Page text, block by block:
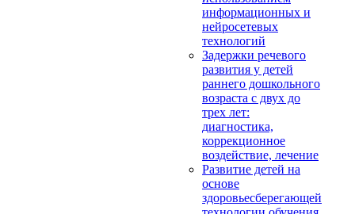
информационных и
нейросетевых
технологий
Задержки речевого
развития у детей
раннего дошкольного
возраста с двух до
трех лет:
диагностика,
коррекционное
воздействие, лечение
Развитие детей на
основе
здоровьесберегающей